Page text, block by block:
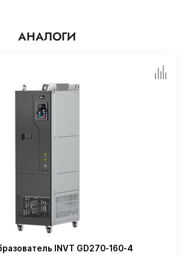
АНАЛОГИ
INVT GD270-160-4